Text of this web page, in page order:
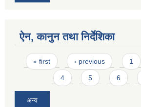
ऐन, कानुन तथा निर्देशिका
Pages
« first ‹ previous 1
4 5 6
अन्य